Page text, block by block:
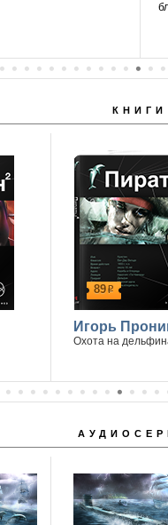
КНИГИ
89р
Игорь
Охота на